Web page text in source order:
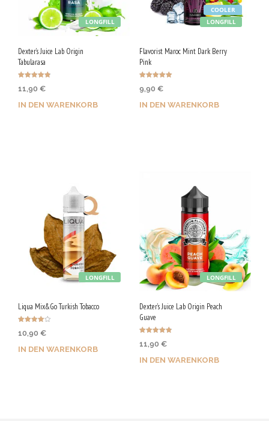
LONGFILL
Dexter’s Juice Lab Origin
Tabularasa
mit
von 5
11,90 €
IN DEN WARENKORB
LONGFILL
COOLER
Flavorist Maroc Mint Dark Berry
Pink
5.00
9,90 €
IN DEN WARENKORB
LONGFILL
Liqua Mix&Go Turkish Tobacco
mit
von 5
10,90 €
IN DEN WARENKORB
LONGFILL
Dexter’s Juice Lab Origin Peach
Guave
mit
von 5
11,90 €
IN DEN WARENKORB